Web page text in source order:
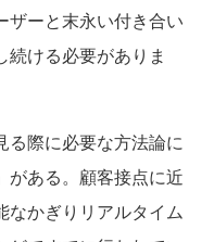
ザーと末永い付き合い
ける必要がありま
際に必要な方法論に
がある。顧客接点に近
なかぎりリアルタイム